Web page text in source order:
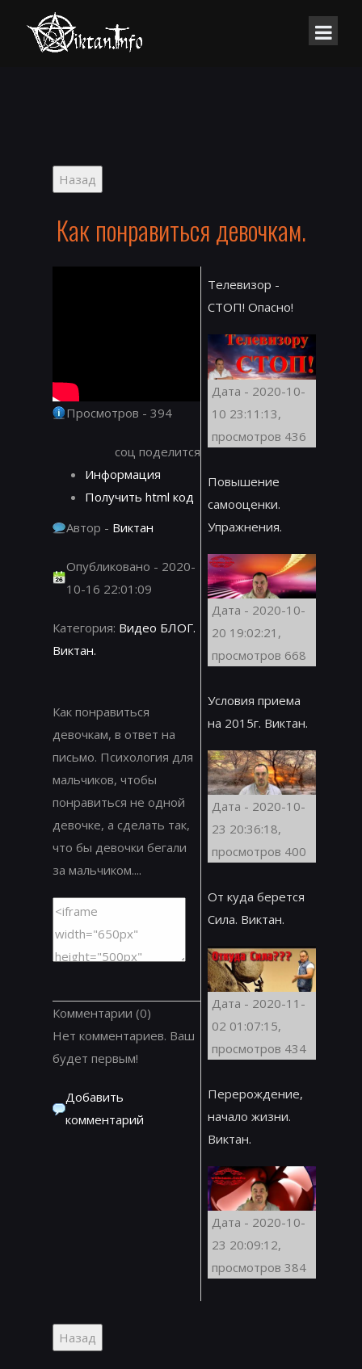
Как понравиться девочкам.
Просмотров - 394
соц поделится
Информация
Получить html код
Автор - Виктан
Опубликовано - 2020-
10-16 22:01:09
Категория: Видео БЛОГ.
Виктан.
Как понравиться
девочкам, в ответ на
письмо. Психология для
мальчиков, чтобы
понравиться не одной
девочке, а сделать так,
что бы девочки бегали
за мальчиком....
Комментарии (0)
Нет комментариев. Ваш
будет первым!
Добавить
комментарий
Телевизор -
СТОП! Опасно!
Дата - 2020-10-
10 23:11:13,
просмотров 436
Повышение
самооценки.
Упражнения.
Дата - 2020-10-
20 19:02:21,
просмотров 668
Условия приема
на 2015г. Виктан.
Дата - 2020-10-
23 20:36:18,
просмотров 400
От куда берется
Сила. Виктан.
Дата - 2020-11-
02 01:07:15,
просмотров 434
Перерождение,
начало жизни.
Виктан.
Дата - 2020-10-
23 20:09:12,
просмотров 384